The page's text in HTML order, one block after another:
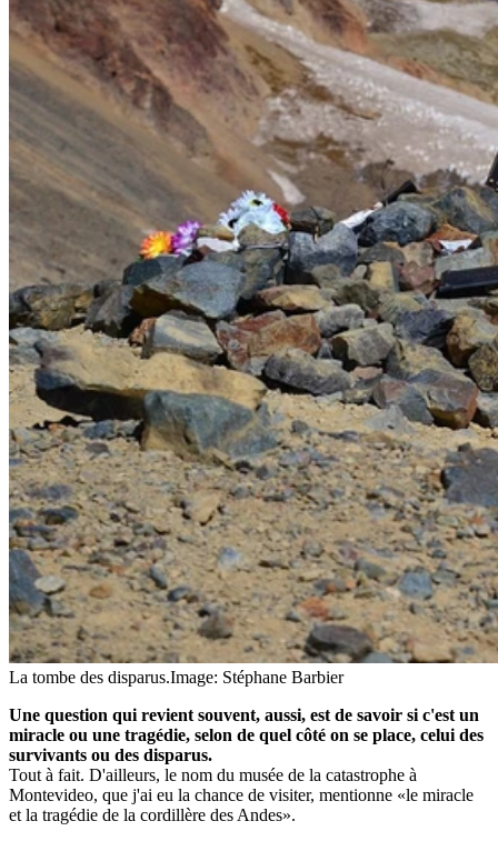
La tombe des disparus.Image: Stéphane Barbier
Une question qui revient souvent, aussi, est de savoir si c'est un
miracle ou une tragédie, selon de quel côté on se place, celui des
survivants ou des disparus.
Tout à fait. D'ailleurs, le nom du musée de la catastrophe à
Montevideo, que j'ai eu la chance de visiter, mentionne «le miracle
et la tragédie de la cordillère des Andes».